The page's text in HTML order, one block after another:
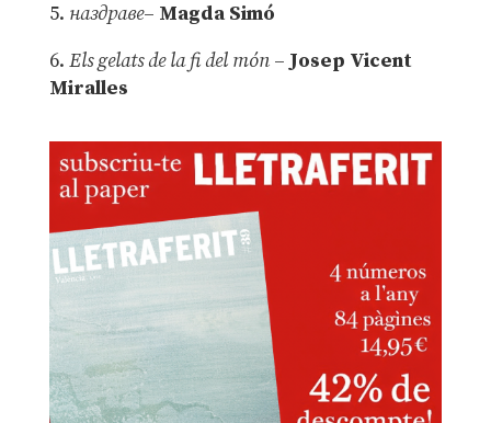
5. наздраве– Magda Simó
6. Els gelats de la fi del món – Josep Vicent
Miralles